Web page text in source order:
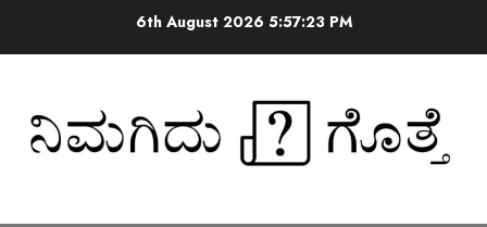
6th August 2026 5:57:23 PM